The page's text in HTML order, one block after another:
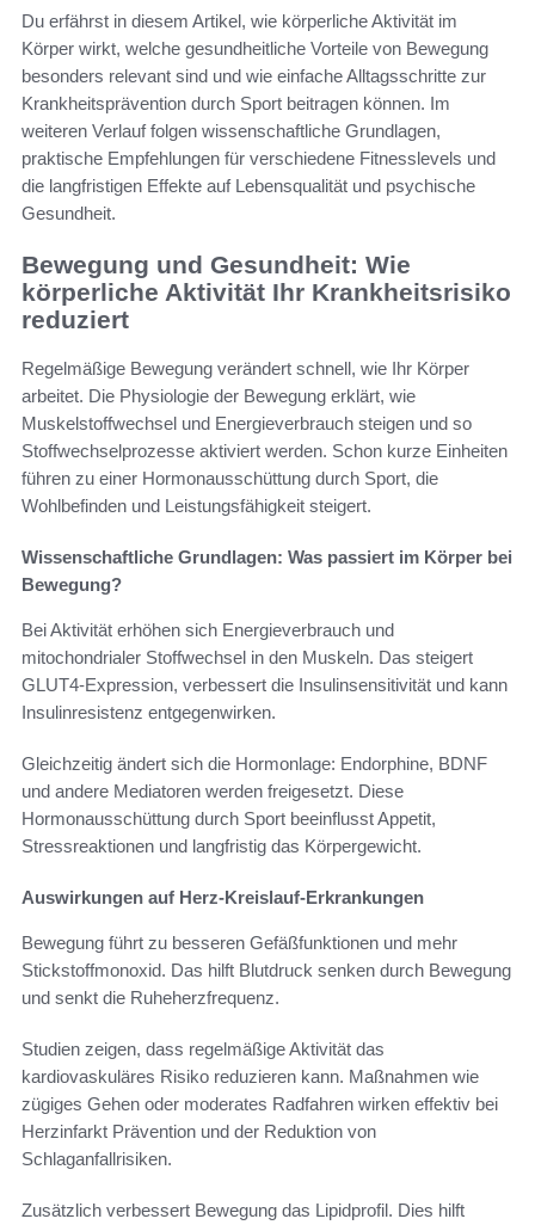
Du erfährst in diesem Artikel, wie körperliche Aktivität im
Körper wirkt, welche gesundheitliche Vorteile von Bewegung
besonders relevant sind und wie einfache Alltagsschritte zur
Krankheitsprävention durch Sport beitragen können. Im
weiteren Verlauf folgen wissenschaftliche Grundlagen,
praktische Empfehlungen für verschiedene Fitnesslevels und
die langfristigen Effekte auf Lebensqualität und psychische
Gesundheit.
Bewegung und Gesundheit: Wie
körperliche Aktivität Ihr Krankheitsrisiko
reduziert
Regelmäßige Bewegung verändert schnell, wie Ihr Körper
arbeitet. Die Physiologie der Bewegung erklärt, wie
Muskelstoffwechsel und Energieverbrauch steigen und so
Stoffwechselprozesse aktiviert werden. Schon kurze Einheiten
führen zu einer Hormonausschüttung durch Sport, die
Wohlbefinden und Leistungsfähigkeit steigert.
Wissenschaftliche Grundlagen: Was passiert im Körper bei
Bewegung?
Bei Aktivität erhöhen sich Energieverbrauch und
mitochondrialer Stoffwechsel in den Muskeln. Das steigert
GLUT4-Expression, verbessert die Insulinsensitivität und kann
Insulinresistenz entgegenwirken.
Gleichzeitig ändert sich die Hormonlage: Endorphine, BDNF
und andere Mediatoren werden freigesetzt. Diese
Hormonausschüttung durch Sport beeinflusst Appetit,
Stressreaktionen und langfristig das Körpergewicht.
Auswirkungen auf Herz-Kreislauf-Erkrankungen
Bewegung führt zu besseren Gefäßfunktionen und mehr
Stickstoffmonoxid. Das hilft Blutdruck senken durch Bewegung
und senkt die Ruheherzfrequenz.
Studien zeigen, dass regelmäßige Aktivität das
kardiovaskuläres Risiko reduzieren kann. Maßnahmen wie
zügiges Gehen oder moderates Radfahren wirken effektiv bei
Herzinfarkt Prävention und der Reduktion von
Schlaganfallrisiken.
Zusätzlich verbessert Bewegung das Lipidprofil. Dies hilft